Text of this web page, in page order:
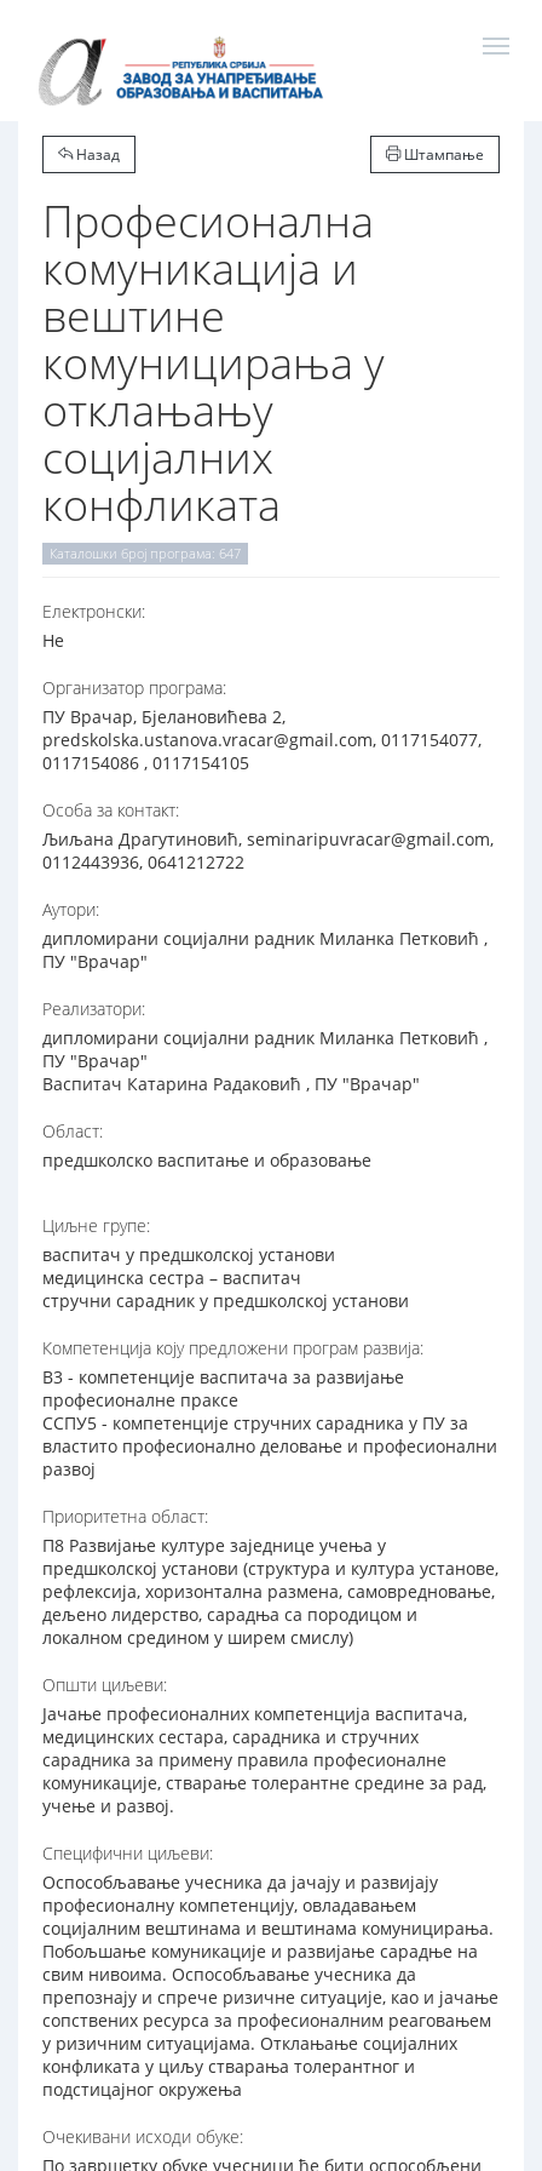
Назад Штампање
Професионална
комуникација и
вештине
комуницирања у
отклањању
социјалних
конфликата
Каталошки број програма: 647
Електронски:
Не
Организатор програма:
ПУ Врачар, Бјелановићева 2,
predskolska.ustanova.vracar@gmail.com, 0117154077,
0117154086 , 0117154105
Особа за контакт:
Љиљана Драгутиновић, seminaripuvracar@gmail.com,
0112443936, 0641212722
Аутори:
дипломирани социјални радник Миланка Петковић ,
ПУ "Врачар"
Реализатори:
дипломирани социјални радник Миланка Петковић ,
ПУ "Врачар"
Васпитач Катарина Радаковић , ПУ "Врачар"
Област:
предшколско васпитање и образовање
Циљне групе:
васпитач у предшколској установи
медицинска сестра – васпитач
стручни сарадник у предшколској установи
Компетенција коју предложени програм развија:
В3 - компетенције васпитача за развијање
професионалне праксе
ССПУ5 - компетенције стручних сарадника у ПУ за
властито професионално деловање и професионални
развој
Приоритетна област:
П8 Развијање културе заједнице учења у
предшколској установи (структура и култура установе,
рефлексија, хоризонтална размена, самовредновање,
дељено лидерство, сарадња са породицом и
локалном средином у ширем смислу)
Општи циљеви:
Јачање професионалних компетенција васпитача,
медицинских сестара, сарадника и стручних
сарадника за примену правила професионалне
комуникације, стварање толерантне средине за рад,
учење и развој.
Специфични циљеви:
Оспособљавање учесника да јачају и развијају
професионалну компетенцију, овладавањем
социјалним вештинама и вештинама комуницирања.
Побољшање комуникације и развијање сарадње на
свим нивоима. Оспособљавање учесника да
препознају и спрече ризичне ситуације, као и јачање
сопствених ресурса за професионалним реаговањем
у ризичним ситуацијама. Отклањање социјалних
конфликата у циљу стварања толерантног и
подстицајног окружења
Очекивани исходи обуке:
По завршетку обуке учесници ће бити оспособљени